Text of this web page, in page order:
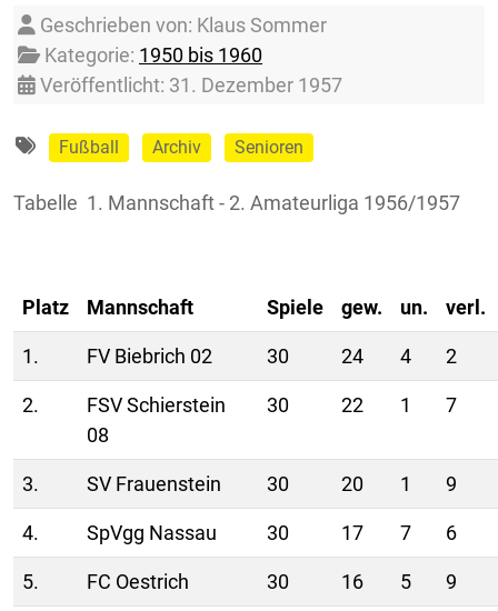
Details
Geschrieben von: Klaus Sommer
Kategorie: 1950 bis 1960
Veröffentlicht: 31. Dezember 1957
Fußball Archiv Senioren
Tabelle 1. Mannschaft - 2. Amateurliga 1956/1957
Platz Mannschaft Spiele gew. un. verl.
1. FV Biebrich 02 30 24 4 2
2.
FSV Schierstein
08
30 22 1 7
3. SV Frauenstein 30 20 1 9
4. SpVgg Nassau 30 17 7 6
5. FC Oestrich 30 16 5 9